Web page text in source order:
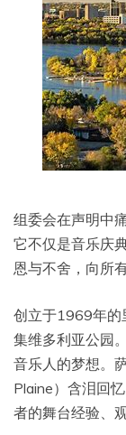
组委会在声明中
它不仅是音乐庆
恩与不舍，向所
创立于1969年的
集维多利亚公园
音乐人的梦想。
Plaine）含泪回
者的舞台经验、